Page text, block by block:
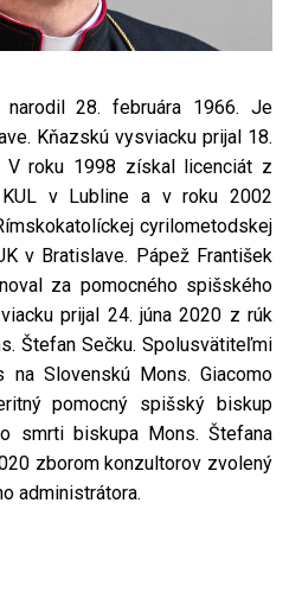
28. februára 1966. Je
Kňazskú vysviacku prijal 18.
V roku 1998 získal licenciát z
KUL v Lubline a v roku 2002
cyrilometodskej
v Bratislave. Pápež František
za pomocného spišského
prijal 24. júna 2020 z rúk
Štefan Sečku. Spolusvätiteľmi
na Slovenskú Mons. Giacomo
pomocný spišský biskup
smrti biskupa Mons. Štefana
zborom konzultorov zvolený
administrátora.